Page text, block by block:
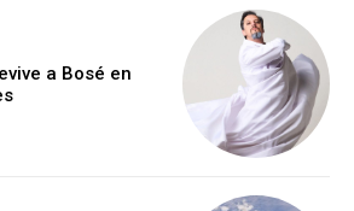
a Bosé en